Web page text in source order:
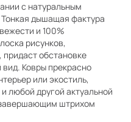
с натуральным
дышащая фактура
и 100%
рисунков,
обстановке
Ковры прекрасно
или экостиль,
любой другой актуальной
штрихом